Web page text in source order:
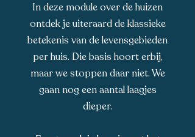
In deze module over de huizen
ontdek je uiteraard de klassieke
betekenis van de levensgebieden
per huis. Die basis hoort erbij,
maar we stoppen daar niet. We
gaan nog een aantal laagjes
dieper.